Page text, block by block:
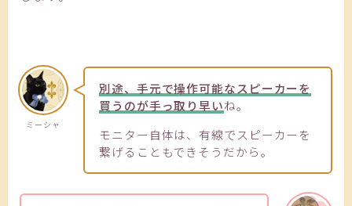
ミーシャ
別途、手元で操作可能なスピーカーを
買うのが手っ取り早いね。
モニター自体は、有線でスピーカーを
繋げることもできそうだから。